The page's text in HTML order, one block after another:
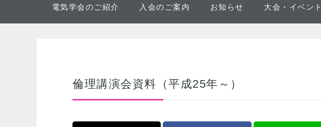
電気学会のご紹介 入会のご案内 お知らせ 大会・イベント
倫理講演会資料（平成25年～）